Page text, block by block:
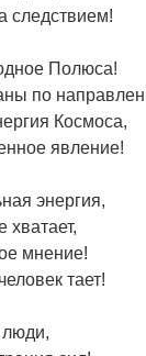
следствием!
Полюса!
по
Космоса,
явление!
энергия,
хватает,
мнение!
тает!
люди,